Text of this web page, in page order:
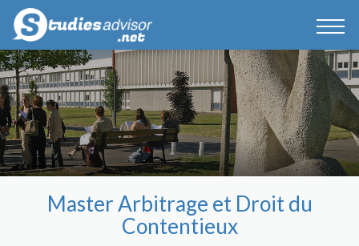
Master Arbitrage et Droit du
Contentieux